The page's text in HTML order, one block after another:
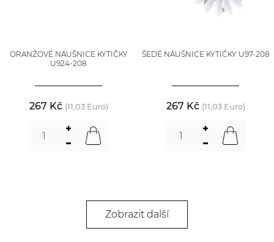
ORANŽOVÉ NÁUŠNICE KYTIČKY
U924-208
267 Kč (11,03 Euro)
ŠEDÉ NÁUŠNICE KYTIČKY U97-208
267 Kč (11,03 Euro)
Zobrazit další